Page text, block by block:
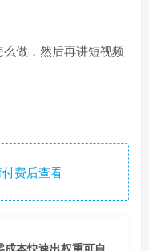
做，然后再讲短视频
费后查看
2023最新AI智能网站SEO优化教程 零成本快速出权重可自动写文配图